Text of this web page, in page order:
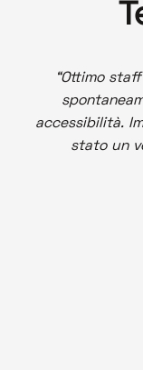
Ottimo
accessibilità.
stato un